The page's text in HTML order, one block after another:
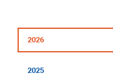
2026
2025